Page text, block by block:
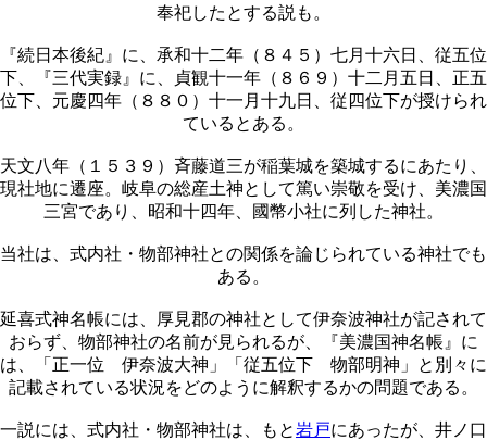
奉祀したとする説も。
『続日本後紀』に、承和十二年（８４５）七月十六日、従五位
下、『三代実録』に、貞観十一年（８６９）十二月五日、正五
位下、元慶四年（８８０）十一月十九日、従四位下が授けられ
ているとある。
天文八年（１５３９）斉藤道三が稲葉城を築城するにあたり、
現社地に遷座。岐阜の総産土神として篤い崇敬を受け、美濃国
三宮であり、昭和十四年、國幣小社に列した神社。
当社は、式内社・物部神社との関係を論じられている神社でも
ある。
延喜式神名帳には、厚見郡の神社として伊奈波神社が記されて
おらず、物部神社の名前が見られるが、『美濃国神名帳』に
は、「正一位 伊奈波大神」「従五位下 物部明神」と別々に
記載されている状況をどのように解釈するかの問題である。
一説には、式内社・物部神社は、もと岩戸にあったが、井ノ口